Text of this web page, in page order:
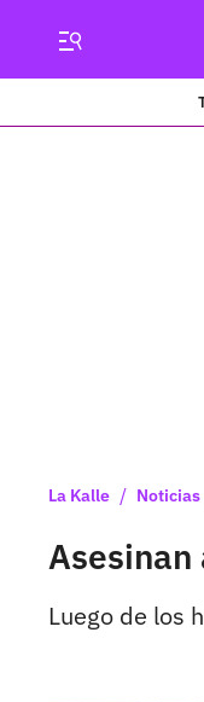
La Kalle / Noticias
Asesinan
Luego de los